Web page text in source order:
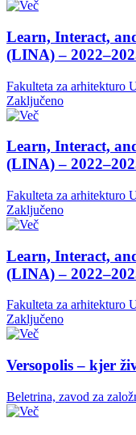
Learn, Interact,
(LINA) –
Fakulteta za arhitekturo
Zaključeno
Learn, Interact,
(LINA) –
Fakulteta za arhitekturo
Zaključeno
Learn, Interact,
(LINA) –
Fakulteta za arhitekturo
Zaključeno
Versopolis – kjer
Beletrina, zavod za